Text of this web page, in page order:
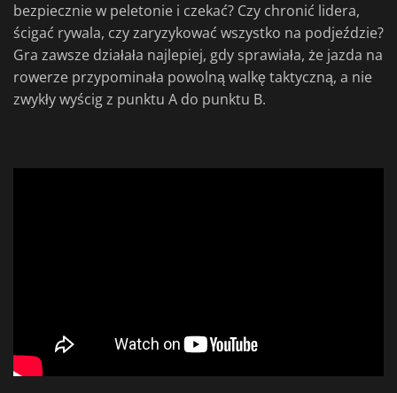
bezpiecznie w peletonie i czekać? Czy chronić lidera,
ścigać rywala, czy zaryzykować wszystko na podjeździe?
Gra zawsze działała najlepiej, gdy sprawiała, że jazda na
rowerze przypominała powolną walkę taktyczną, a nie
zwykły wyścig z punktu A do punktu B.